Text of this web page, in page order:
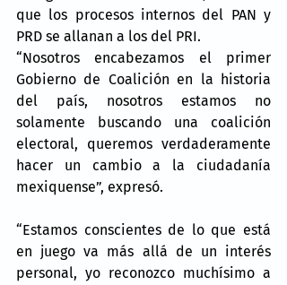
que los procesos internos del PAN y
PRD se allanan a los del PRI.
“Nosotros encabezamos el primer
Gobierno de Coalición en la historia
del país, nosotros estamos no
solamente buscando una coalición
electoral, queremos verdaderamente
hacer un cambio a la ciudadanía
mexiquense”, expresó.
“Estamos conscientes de lo que está
en juego va más allá de un interés
personal, yo reconozco muchísimo a